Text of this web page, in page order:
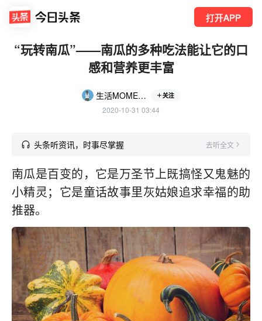
打开APP
“玩转南瓜”——南瓜的多种吃法能让它的口
感和营养更丰富
生活MOMENTS 关注
2020-10-31 03:44
头条听资讯，时事尽掌握 去听全文
南瓜是百变的，它是万圣节上既搞怪又鬼魅的
小精灵；它是童话故事里灰姑娘追求幸福的助
推器。